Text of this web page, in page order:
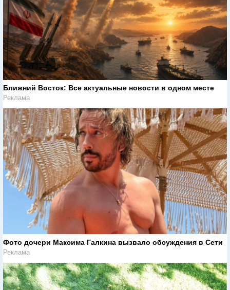
Ближний Восток: Все актуальные новости в одном месте
Реклама
Фото дочери Максима Галкина вызвало обсуждения в Сети
Реклама